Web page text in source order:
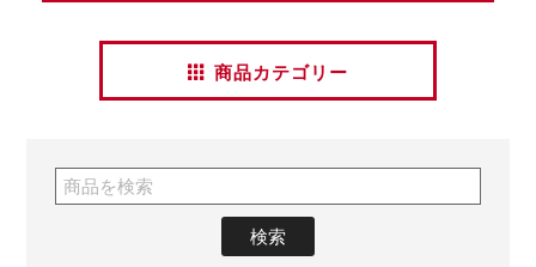
商品カテゴリー